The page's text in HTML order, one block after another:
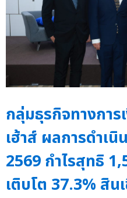
กลุ่มธุรกิจทางกา
เฮ้าส์ ผลการดำเ
2569 กำไรสุทธิ
เติบโต 37.3% สิน